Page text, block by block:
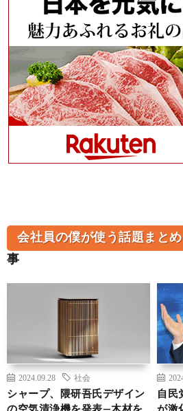
会社員の僕が使う話題まとめ
事
2024.09.28 社会
シャープ、隈研吾氏デザイン
自民